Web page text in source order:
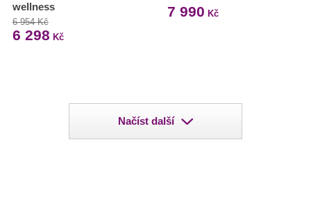
wellness
6 954 Kč
6 298 Kč
7 990 Kč
Načíst další